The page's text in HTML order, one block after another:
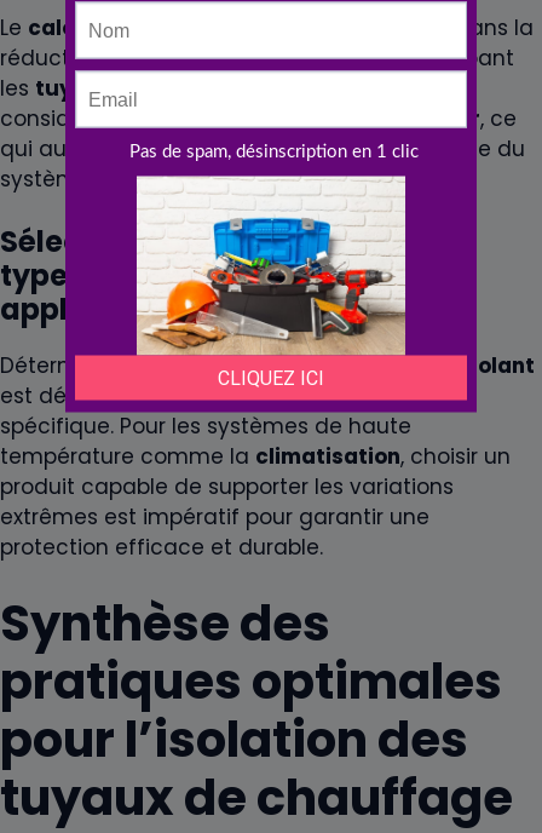
Le calorifugeage
joue un rôle déterminant dans la
réduction des pertes dechaleur. En enveloppant
les tuyaux , un bon
considérablement la dispersion de la
chaleur, ce
qui augmente l’efficacitéenergetiqueglobale du
système de
chauffage.
Sélectionner le bon épaisseur et
type d’isolant pour chaque
application
Déterminer la bonneepaisseuret le type d’isolant
est déterminant pour chaque application
spécifique. Pour les systèmes de haute
température comme la climatisation, choisir un
produit capable de supporter les variations
extrêmes est impératif pour garantir une
protection efficace et durable.
Synthèse des
pratiques optimales
pour l’isolation des
tuyaux de chauffage